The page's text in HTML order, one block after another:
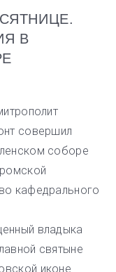
В
совершил
соборе
кафедрального
владыка
святыне
иконе